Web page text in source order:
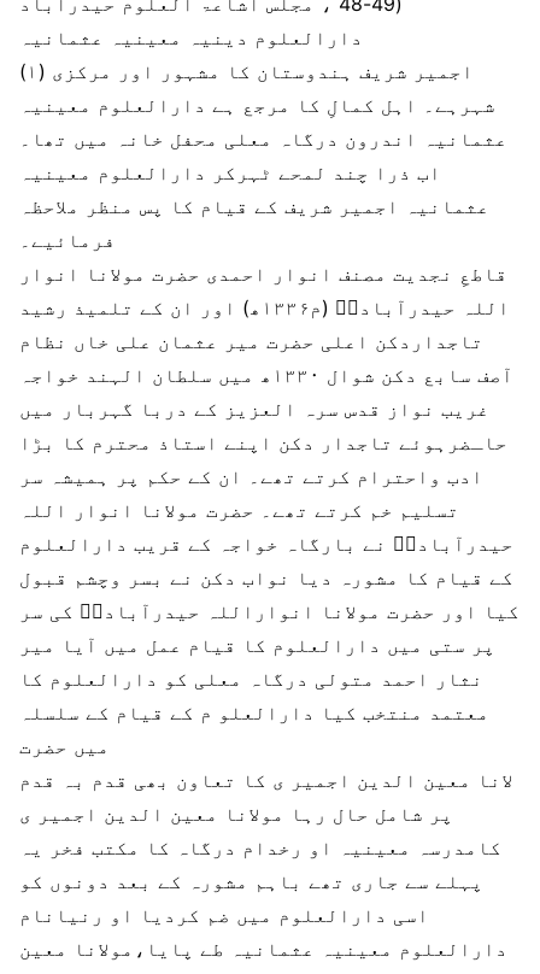
دارالعلوم دینیہ معینیہ عثمانیہ
(۱) اجمیر شریف ہندوستان کا مشہور اور مرکزی
شہرہے۔ اہل کمالِ کا مرجع ہے دارالعلوم معینیہ
عثمانیہ اندرون درگاہ معلی محفل خانہ میں تھا۔
اب ذرا چند لمحے ٹہرکر دارالعلوم معینیہ
عثمانیہ اجمیر شریف کے قیام کا پس منظر ملاحظہ
قاطعِ نجدیت مصنف انوار احمدی حضرت مولانا انوار
اللہ حیدرآبادیؒ (م۱۳۳۶ھ) اور ان کے تلمیذ رشید
تاجداردکن اعلی حضرت میر عثمان علی خاں نظام
آصف سابع دکن شوال ۱۳۳۰ھ میں سلطان الہند خواجہ
غریب نواز قدس سرہ العزیز کے دربا گہربار میں
حاـضرہوئے تاجدار دکن اپنے استاذ محترم کا بڑا
ادب واحترام کرتے تھے۔ ان کے حکم پر ہمیشہ سر
تسلیم خم کرتے تھے۔ حضرت مولانا انوار اللہ
حیدرآبادیؒ نے بارگاہ خواجہ کے قریب دارالعلوم
کے قیام کا مشورہ دیا نواب دکن نے بسر وچشم قبول
کیا اور حضرت مولانا انواراللہ حیدرآبادیؒ کی سر
پر ستی میں دارالعلوم کا قیام عمل میں آیا میر
نثار احمد متولی درگاہ معلی کو دارالعلوم کا
معتمد منتخب کیا دارالعلو م کے قیام کے سلسلہ
لانا معین الدین اجمیر ی کا تعاون بھی قدم بہ قدم
پر شامل حال رہا مولانا معین الدین اجمیر ی
کامدرسہ معینیہ او رخدام درگاہ کا مکتب فخر یہ
پہلے سے جاری تھے باہم مشورہ کے بعد دونوں کو
اسی دارالعلوم میں ضم کردیا او رنیانام
دارالعلوم معینیہ عثمانیہ طے پایا،مولانا معین